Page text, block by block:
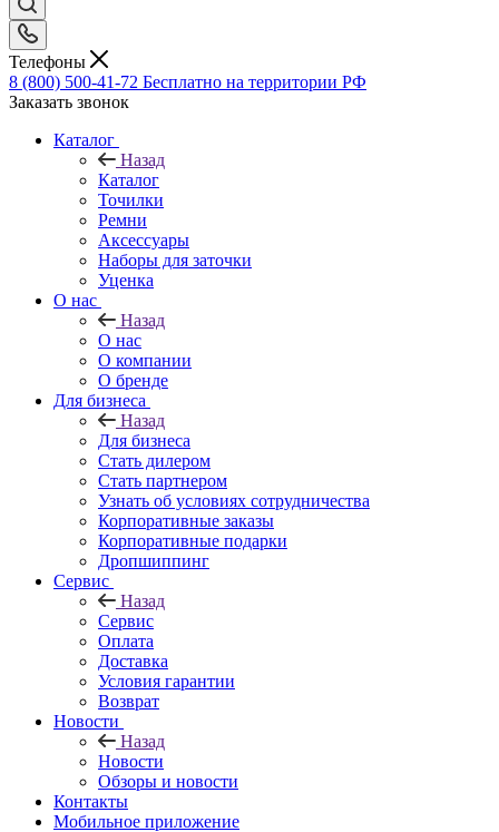
Телефоны
8 (800) 500-41-72 Бесплатно на территории РФ
Заказать звонок
Каталог
Назад
Каталог
Точилки
Ремни
Аксессуары
Наборы для заточки
Уценка
О нас
Назад
О нас
О компании
О бренде
Для бизнеса
Назад
Для бизнеса
Стать дилером
Стать партнером
Узнать об условиях сотрудничества
Корпоративные заказы
Корпоративные подарки
Дропшиппинг
Сервис
Назад
Сервис
Оплата
Доставка
Условия гарантии
Возврат
Новости
Назад
Новости
Обзоры и новости
Контакты
Мобильное приложение